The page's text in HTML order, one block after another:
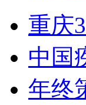
重庆
中国
年终